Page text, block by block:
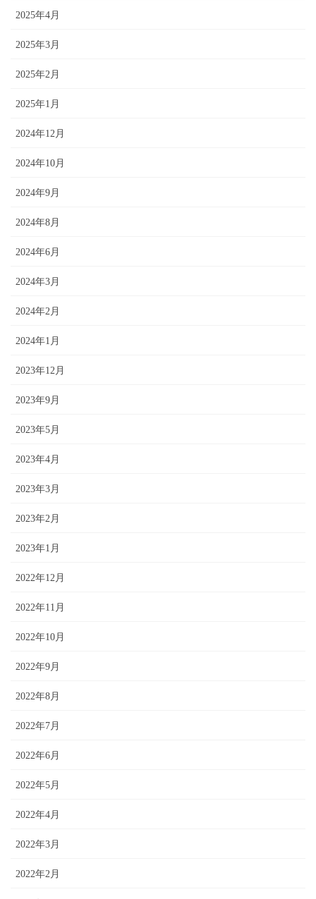
2025年4月
2025年3月
2025年2月
2025年1月
2024年12月
2024年10月
2024年9月
2024年8月
2024年6月
2024年3月
2024年2月
2024年1月
2023年12月
2023年9月
2023年5月
2023年4月
2023年3月
2023年2月
2023年1月
2022年12月
2022年11月
2022年10月
2022年9月
2022年8月
2022年7月
2022年6月
2022年5月
2022年4月
2022年3月
2022年2月